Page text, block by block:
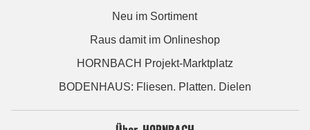
Neu im Sortiment
Raus damit im Onlineshop
HORNBACH Projekt-Marktplatz
BODENHAUS: Fliesen. Platten. Dielen